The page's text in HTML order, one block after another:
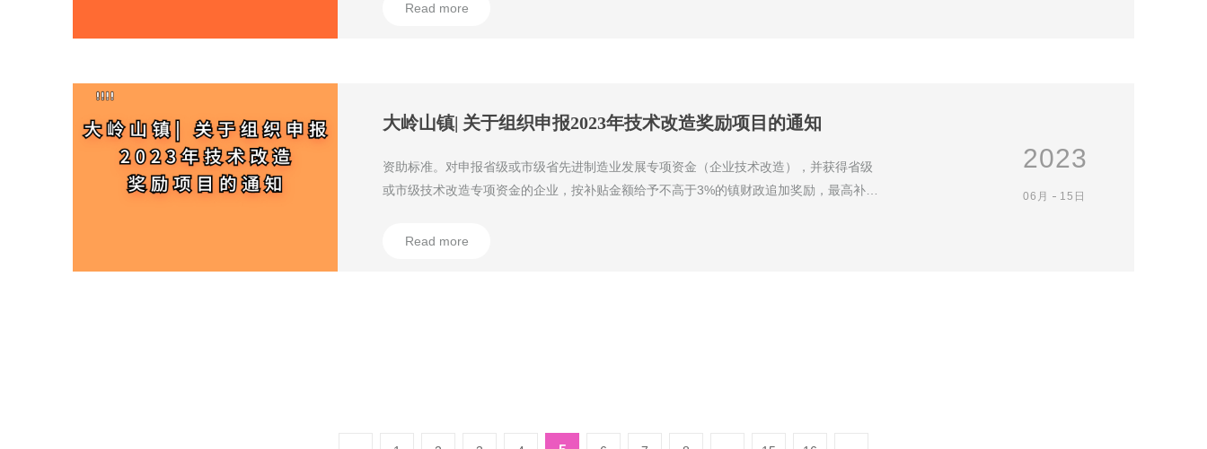
Read more
大岭山镇| 关于组织申报2023年技术改造奖励项目的通知
资助标准。对申报省级或市级省先进制造业发展专项资金（企业技术改造），并获得省级
或市级技术改造专项资金的企业，按补贴金额给予不高于3%的镇财政追加奖励，最高补贴
Read more
2023
06月 15日